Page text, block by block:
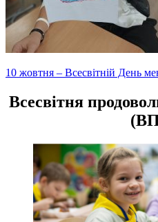
Навігація
записів
10 жовтня – Всесвітній День
Всесвітня